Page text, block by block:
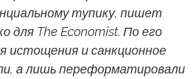
тупику, пишет
для The Economist. По его
истощения и санкционное
а лишь переформатировали